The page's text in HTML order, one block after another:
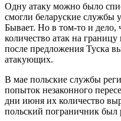
Одну атаку можно было
смогли беларуские службы
Бывает. Но в том-то и дело,
количество атак на
после предложения Туска
атакующих.
В мае польские службы
попыток незаконного
дни июня их количество
польский пограничник был